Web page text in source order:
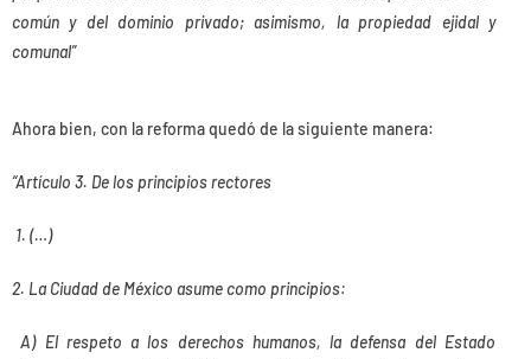
común y del dominio privado; asimismo, la propiedad ejidal y
comunal”
Ahora bien, con la reforma quedó de la siguiente manera:
“Artículo 3. De los principios rectores
1. (…)
2. La Ciudad de México asume como principios:
A) El respeto a los derechos humanos, la defensa del Estado